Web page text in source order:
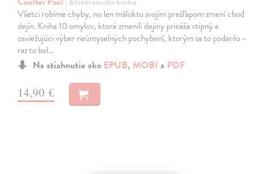
Všetci robíme chyby, no len málokto svojím prešľapom zmení chod
dejín. Kniha 10 omylov, ktoré zmenili dejiny prináša vtipný a
osviežujúci výber neúmyselných pochybení, ktorým sa to podarilo –
raz to bol…
Na stiahnutie ako EPUB, MOBI a PDF
14,90 €